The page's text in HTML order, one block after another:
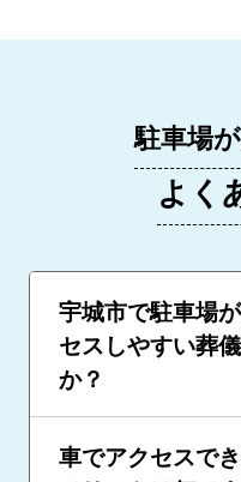
駐車場
よく
宇城市で駐車場
セスしやすい葬
か？
車でアクセスで